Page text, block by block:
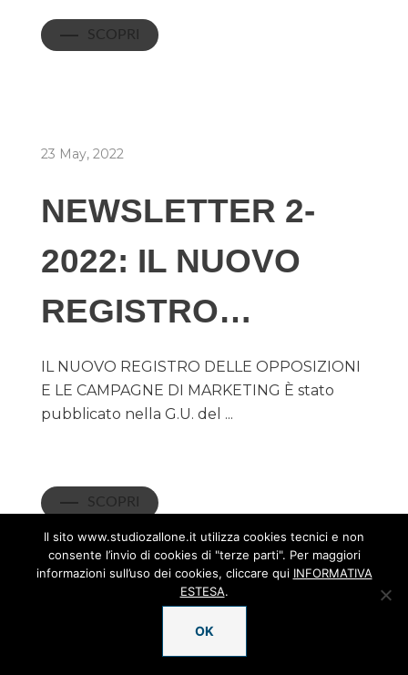
SCOPRI
23 May, 2022
NEWSLETTER 2-
2022: IL NUOVO
REGISTRO…
IL NUOVO REGISTRO DELLE OPPOSIZIONI
E LE CAMPAGNE DI MARKETING È stato
pubblicato nella G.U. del ...
SCOPRI
Il sito www.studiozallone.it utilizza cookies tecnici e non
consente l’invio di cookies di "terze parti". Per maggiori
informazioni sull’uso dei cookies, cliccare qui INFORMATIVA
ESTESA.
OK